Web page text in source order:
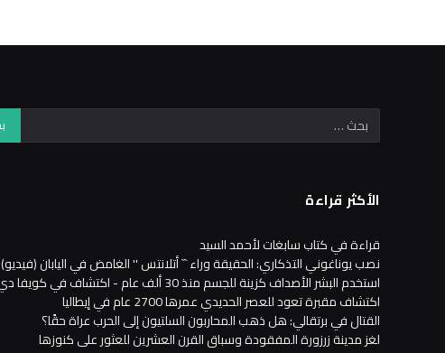
الأكثر قراءة
قراءة في كتاب سابغات لأحمد السيد
نصب يوناغوني التذكاري: الحقيقة وراء `` أتلانتس '' الغامض في اليابان (فيديو)
استخدم البشر الأصداف كزينة للجسم منذ 30 ألف عام - اكتشاف في كويفا دي أرداليس في ملقة
اكتشاف مقبرة تعود للعصر الحديدي عمرها 2700 عام في إيطاليا
القتال في برتقالي: هل ذهب المحاربون السلتيون إلى الحرب عراة حقًا؟
لغز مدينة زرزورة المفقودة وسباق القرن العشرين للعثور على كنوزها